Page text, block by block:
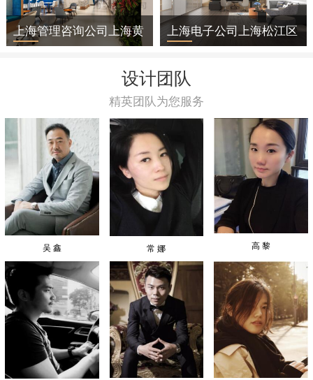
上海管理咨询公司上海黄 上海电子公司上海松江区
设计团队
精英团队为您服务
吴 鑫 常 娜 高 黎